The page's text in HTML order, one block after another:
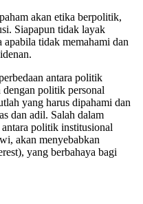
akan etika berpolitik,
Siapapun tidak layak
tidak memahami dan
antara politik
politik personal
yang harus dipahami dan
dan adil. Salah dalam
politik institusional
akan menyebabkan
yang berbahaya bagi